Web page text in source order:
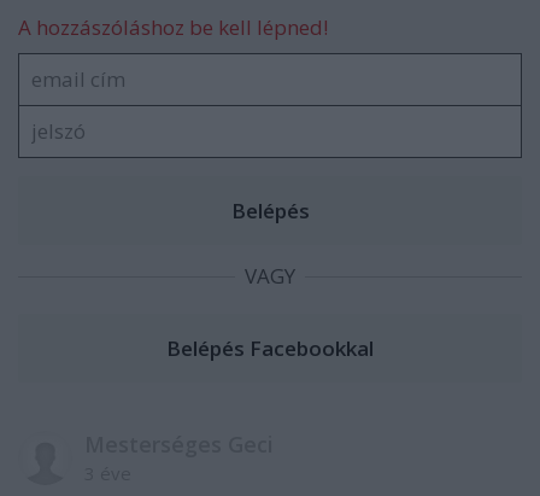
A hozzászóláshoz be kell lépned!
VAGY